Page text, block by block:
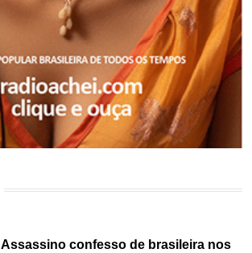
Assassino confesso de brasileira nos